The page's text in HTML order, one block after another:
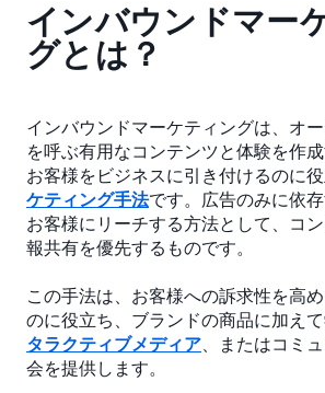
インバウンドマー
グとは？
インバウンドマーケティングは、オ
を呼ぶ有用なコンテンツと体験を作成
お客様をビジネスに引き付けるのに
ケティング手法です。広告のみに依存
お客様にリーチする方法として、コ
報共有を優先するものです。
この手法は、お客様への訴求性を高
のに役立ち、ブランドの商品に加えて
タラクティブメディア 、またはコミ
会を提供します。